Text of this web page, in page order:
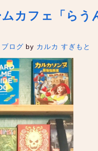
カフェ「らう
ブログ by カルカ すぎもと